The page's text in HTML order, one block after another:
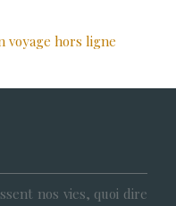
voyage hors ligne
nos vies, quoi dire